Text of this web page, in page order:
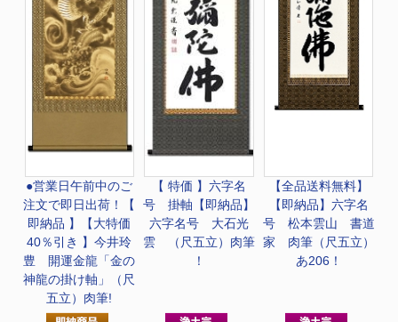
●営業日午前中のご
注文で即日出荷！
【
即納品 】【大特価
40％引き 】今井玲
豊 開運金龍「金の
神龍の掛け軸」（尺
五立）肉筆!
【 特価 】六字名
号 掛軸 【即納品】
六字名号 大石光
雲 （尺五立）肉筆
！
【全品送料無料】
【即納品】六字名
号 松本雲山 書道
家 肉筆（尺五立）
あ206！